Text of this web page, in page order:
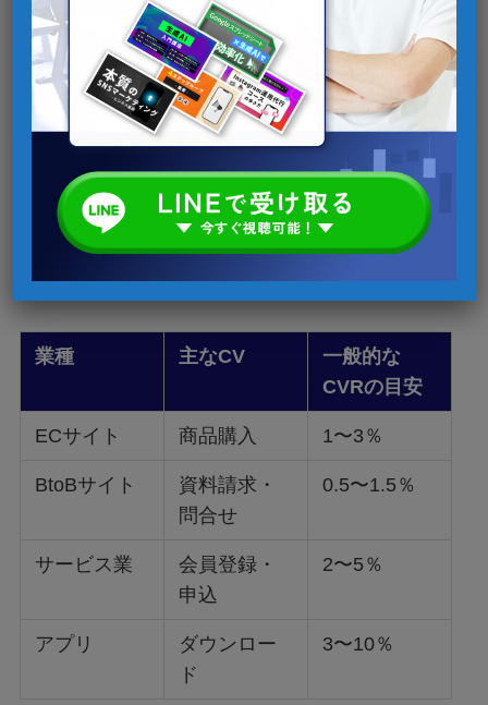
す。
CVの種類による指標の違い
CVの定義は業種や目的によって異なるため、CV
数やCVRの「基準値」も一律ではありません。
業種 主なCV
一般的な
CVRの目安
ECサイト 商品購入 1〜3％
BtoBサイト
資料請求・
問合せ
0.5〜1.5％
サービス業
会員登録・
申込
2〜5％
アプリ
ダウンロー
ド
3〜10％